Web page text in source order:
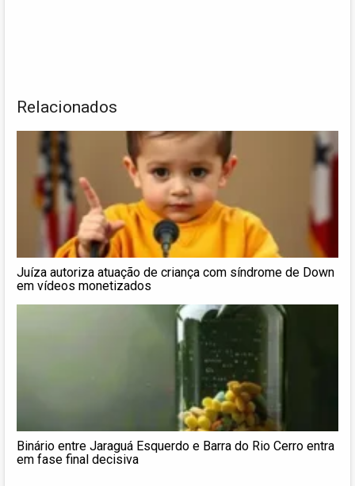
Relacionados
Juíza autoriza atuação de criança com síndrome de Down
em vídeos monetizados
Binário entre Jaraguá Esquerdo e Barra do Rio Cerro entra
em fase final decisiva